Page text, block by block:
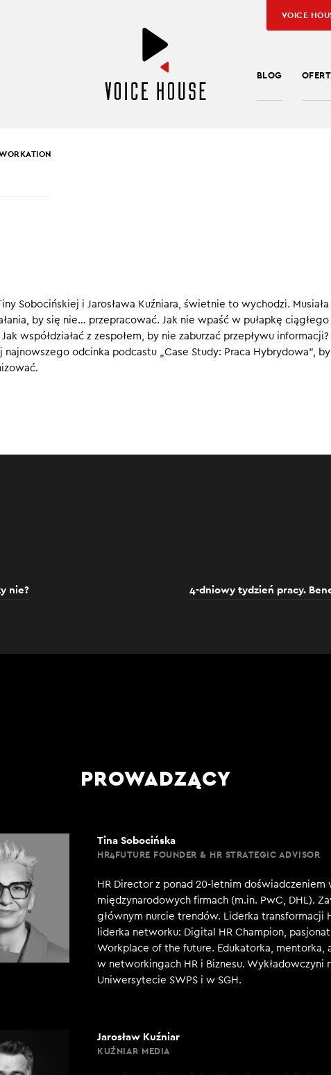
BLOG
VOICE
Sobocińskiej i Jarosława Kuźniara, świetnie to wychodzi. Musiała
by się nie… przepracować. Jak nie wpaść w pułapkę ciągłego
współdziałać z zespołem, by nie zaburzać przepływu informacji?
najnowszego odcinka podcastu „Case Study: Praca Hybrydowa”, by
nie? 4-dniowy tydzień pracy.
PROWADZĄCY
Tina Sobocińska
HR4FUTURE FOUNDER & HR STRATEGIC ADVISOR
HR Director z ponad 20-letnim doświadczeniem
międzynarodowych firmach (m.in. PwC, DHL).
głównym nurcie trendów. Liderka transformacji
liderka networku: Digital HR Champion,
Workplace of the future. Edukatorka, mentorka,
w networkingach HR i Biznesu. Wykładowczyni
Uniwersytecie SWPS i w SGH.
Jarosław Kuźniar
KUŹNIAR MEDIA